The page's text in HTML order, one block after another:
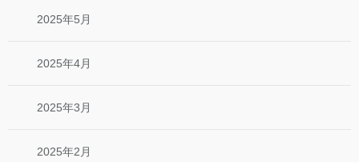
2025年5月
2025年4月
2025年3月
2025年2月